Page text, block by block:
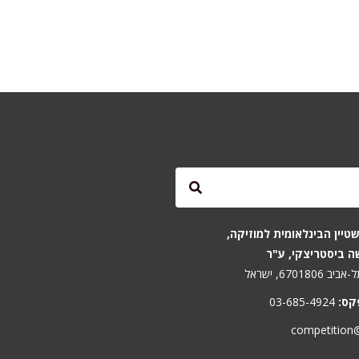
הבינלאומית למוזיקה,
ביסטריצקי, ע"ר
03-685-4924